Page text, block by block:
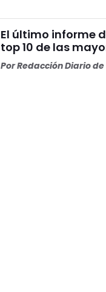
El último informe
top 10 de las
PorRedacción Diario